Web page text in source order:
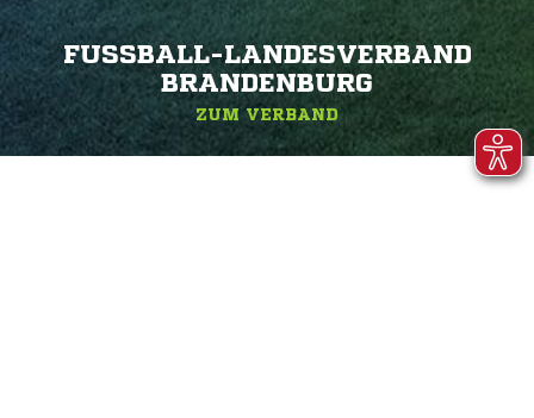
FUSSBALL-LANDESVERBAND B
RANDENBURG
ZUM VERBAND